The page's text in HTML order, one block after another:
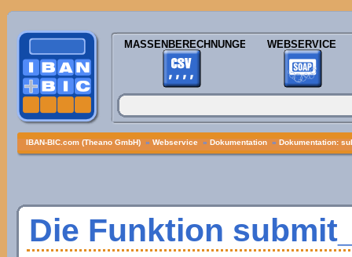
MASSENBERECHNUNGEN WEBSERVICE
IBAN-BIC.com (Theano GmbH) » Webservice » Dokumentation » Dokumentation:
Die Funktion